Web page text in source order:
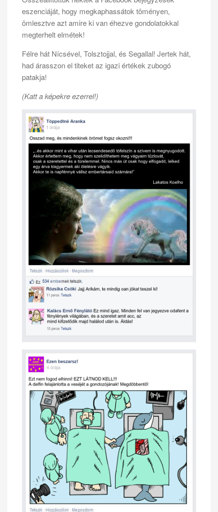
eszenciáját, hogy megkaphassátok töményen,
ömlesztve azt amire ki van éhezve gondolatokkal
megterhelt elmétek!
Félre hát Nícsével, Tolsztojjal, és Segallal! Jertek hát,
had árasszon el titeket az igazi értékek zubogó
patakja!
(Katt a képekre ezerrel!)